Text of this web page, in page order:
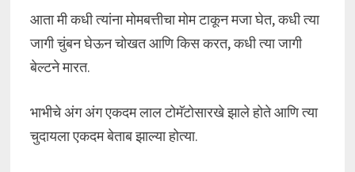
आता मी कधी त्यांना मोमबत्तीचा मोम टाकून मजा घेत, कधी त्या
जागी चुंबन घेऊन चोखत आणि किस करत, कधी त्या जागी
बेल्टने मारत.
भाभीचे अंग अंग एकदम लाल टोमॅटोसारखे झाले होते आणि त्या
चुदायला एकदम बेताब झाल्या होत्या.